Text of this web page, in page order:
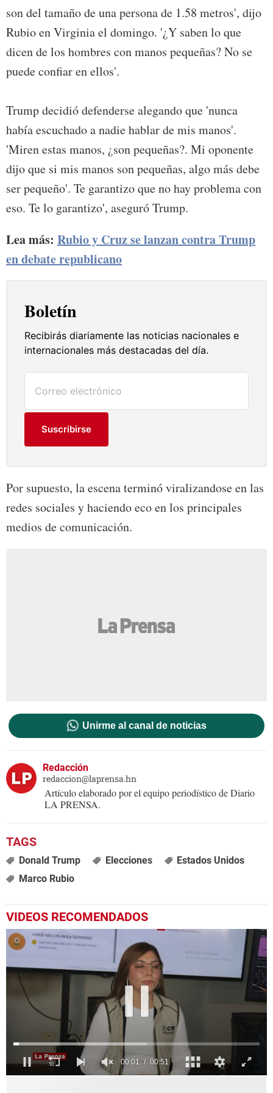
son del tamaño de una persona de 1.58 metros', dijo
Rubio en Virginia el domingo. '¿Y saben lo que
dicen de los hombres con manos pequeñas? No se
puede confiar en ellos'.
Trump decidió defenderse alegando que 'nunca
había escuchado a nadie hablar de mis manos'.
'Miren estas manos, ¿son pequeñas?. Mi oponente
dijo que si mis manos son pequeñas, algo más debe
ser pequeño'. Te garantizo que no hay problema con
eso. Te lo garantizo', aseguró Trump.
Lea más: Rubio y Cruz se lanzan contra Trump
en debate republicano
Boletín
Recibirás diariamente las noticias nacionales e
internacionales más destacadas del día.
Suscribirse
Por supuesto, la escena terminó viralizandose en las
redes sociales y haciendo eco en los principales
medios de comunicación.
Unirme al canal de noticias
Redacción
redaccion@laprensa.hn
Artículo elaborado por el equipo periodístico de Diario
LA PRENSA.
Donald Trump Elecciones
Estados Unidos
Marco Rubio
VIDEOS RECOMENDADOS